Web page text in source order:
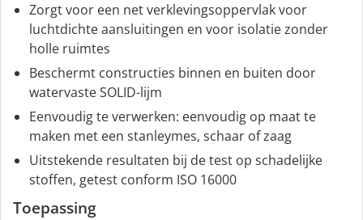
Zorgt voor een net verklevingsoppervlak voor
luchtdichte aansluitingen en voor isolatie zonder
holle ruimtes
Beschermt constructies binnen en buiten door
watervaste SOLID-lijm
Eenvoudig te verwerken: eenvoudig op maat te
maken met een stanleymes, schaar of zaag
Uitstekende resultaten bij de test op schadelijke
stoffen, getest conform ISO 16000
Toepassing